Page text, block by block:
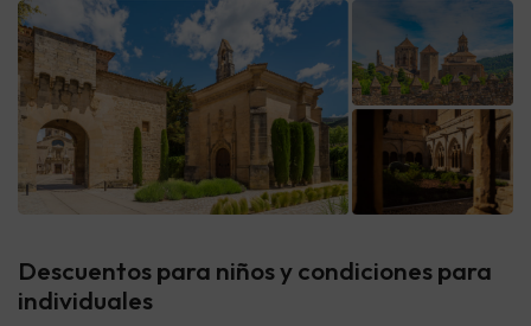
Descuentos para niños y condiciones para
individuales